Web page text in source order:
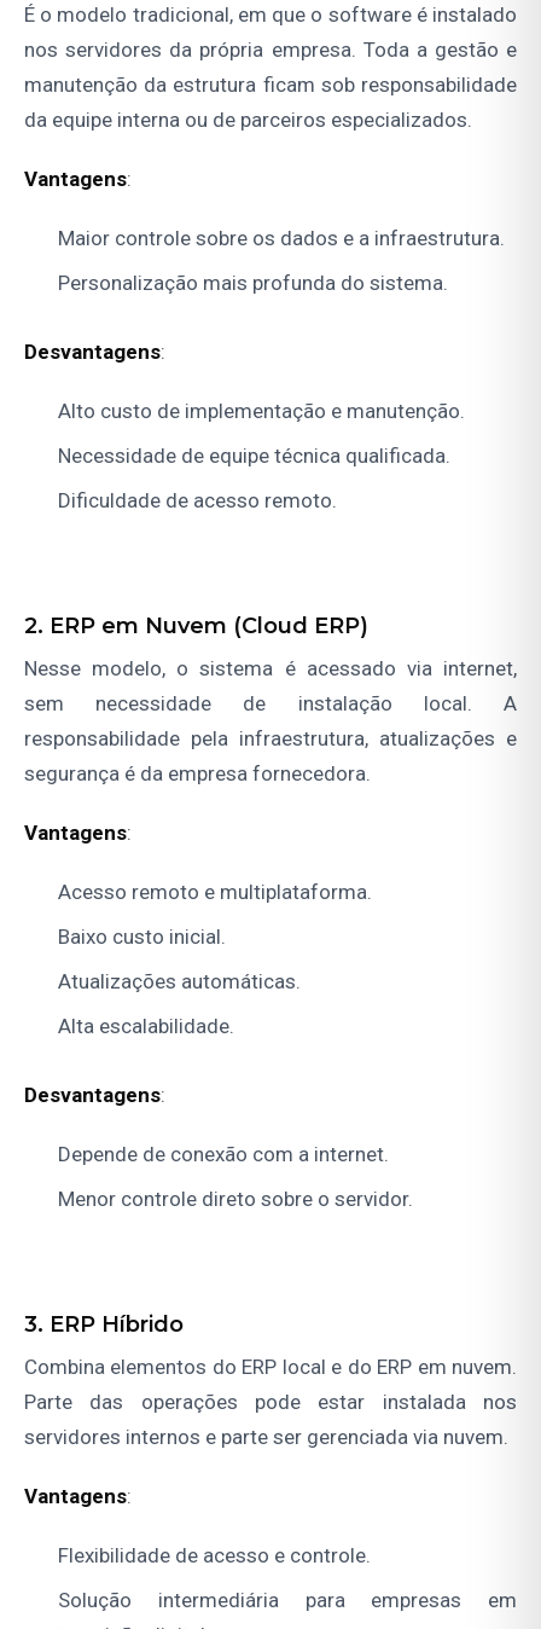
É o modelo tradicional, em que o software é instalado
nos servidores da própria empresa. Toda a gestão e
manutenção da estrutura ficam sob responsabilidade
da equipe interna ou de parceiros especializados.
Vantagens:
Maior controle sobre os dados e a infraestrutura.
Personalização mais profunda do sistema.
Desvantagens:
Alto custo de implementação e manutenção.
Necessidade de equipe técnica qualificada.
Dificuldade de acesso remoto.
2. ERP em Nuvem (Cloud ERP)
Nesse modelo, o sistema é acessado via internet,
sem necessidade de instalação local. A
responsabilidade pela infraestrutura, atualizações e
segurança é da empresa fornecedora.
Vantagens:
Acesso remoto e multiplataforma.
Baixo custo inicial.
Atualizações automáticas.
Alta escalabilidade.
Desvantagens:
Depende de conexão com a internet.
Menor controle direto sobre o servidor.
3. ERP Híbrido
Combina elementos do ERP local e do ERP em nuvem.
Parte das operações pode estar instalada nos
servidores internos e parte ser gerenciada via nuvem.
Vantagens:
Flexibilidade de acesso e controle.
Solução intermediária para empresas em